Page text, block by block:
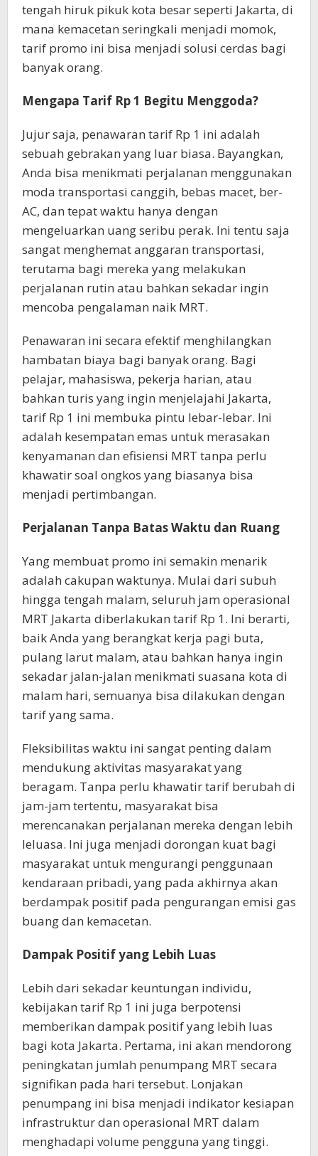
tengah hiruk pikuk kota besar seperti Jakarta, di
mana kemacetan seringkali menjadi momok,
tarif promo ini bisa menjadi solusi cerdas bagi
banyak orang.
Mengapa Tarif Rp 1 Begitu Menggoda?
Jujur saja, penawaran tarif Rp 1 ini adalah
sebuah gebrakan yang luar biasa. Bayangkan,
Anda bisa menikmati perjalanan menggunakan
moda transportasi canggih, bebas macet, ber-
AC, dan tepat waktu hanya dengan
mengeluarkan uang seribu perak. Ini tentu saja
sangat menghemat anggaran transportasi,
terutama bagi mereka yang melakukan
perjalanan rutin atau bahkan sekadar ingin
mencoba pengalaman naik MRT.
Penawaran ini secara efektif menghilangkan
hambatan biaya bagi banyak orang. Bagi
pelajar, mahasiswa, pekerja harian, atau
bahkan turis yang ingin menjelajahi Jakarta,
tarif Rp 1 ini membuka pintu lebar-lebar. Ini
adalah kesempatan emas untuk merasakan
kenyamanan dan efisiensi MRT tanpa perlu
khawatir soal ongkos yang biasanya bisa
menjadi pertimbangan.
Perjalanan Tanpa Batas Waktu dan Ruang
Yang membuat promo ini semakin menarik
adalah cakupan waktunya. Mulai dari subuh
hingga tengah malam, seluruh jam operasional
MRT Jakarta diberlakukan tarif Rp 1. Ini berarti,
baik Anda yang berangkat kerja pagi buta,
pulang larut malam, atau bahkan hanya ingin
sekadar jalan-jalan menikmati suasana kota di
malam hari, semuanya bisa dilakukan dengan
tarif yang sama.
Fleksibilitas waktu ini sangat penting dalam
mendukung aktivitas masyarakat yang
beragam. Tanpa perlu khawatir tarif berubah di
jam-jam tertentu, masyarakat bisa
merencanakan perjalanan mereka dengan lebih
leluasa. Ini juga menjadi dorongan kuat bagi
masyarakat untuk mengurangi penggunaan
kendaraan pribadi, yang pada akhirnya akan
berdampak positif pada pengurangan emisi gas
buang dan kemacetan.
Dampak Positif yang Lebih Luas
Lebih dari sekadar keuntungan individu,
kebijakan tarif Rp 1 ini juga berpotensi
memberikan dampak positif yang lebih luas
bagi kota Jakarta. Pertama, ini akan mendorong
peningkatan jumlah penumpang MRT secara
signifikan pada hari tersebut. Lonjakan
penumpang ini bisa menjadi indikator kesiapan
infrastruktur dan operasional MRT dalam
menghadapi volume pengguna yang tinggi.